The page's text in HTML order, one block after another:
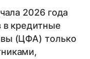
2026 года
в кредитные
(ЦФА) только